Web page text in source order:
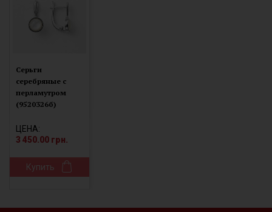
Серьги
серебряные с
перламутром
(9520326б)
ЦЕНА:
3 450.00 грн.
Купить